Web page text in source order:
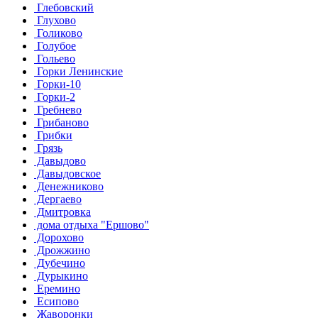
Глебовский
Глухово
Голиково
Голубое
Гольево
Горки Ленинские
Горки-10
Горки-2
Гребнево
Грибаново
Грибки
Грязь
Давыдово
Давыдовское
Денежниково
Дергаево
Дмитровка
дома отдыха "Ершово"
Дорохово
Дрожжино
Дубечино
Дурыкино
Еремино
Есипово
Жаворонки